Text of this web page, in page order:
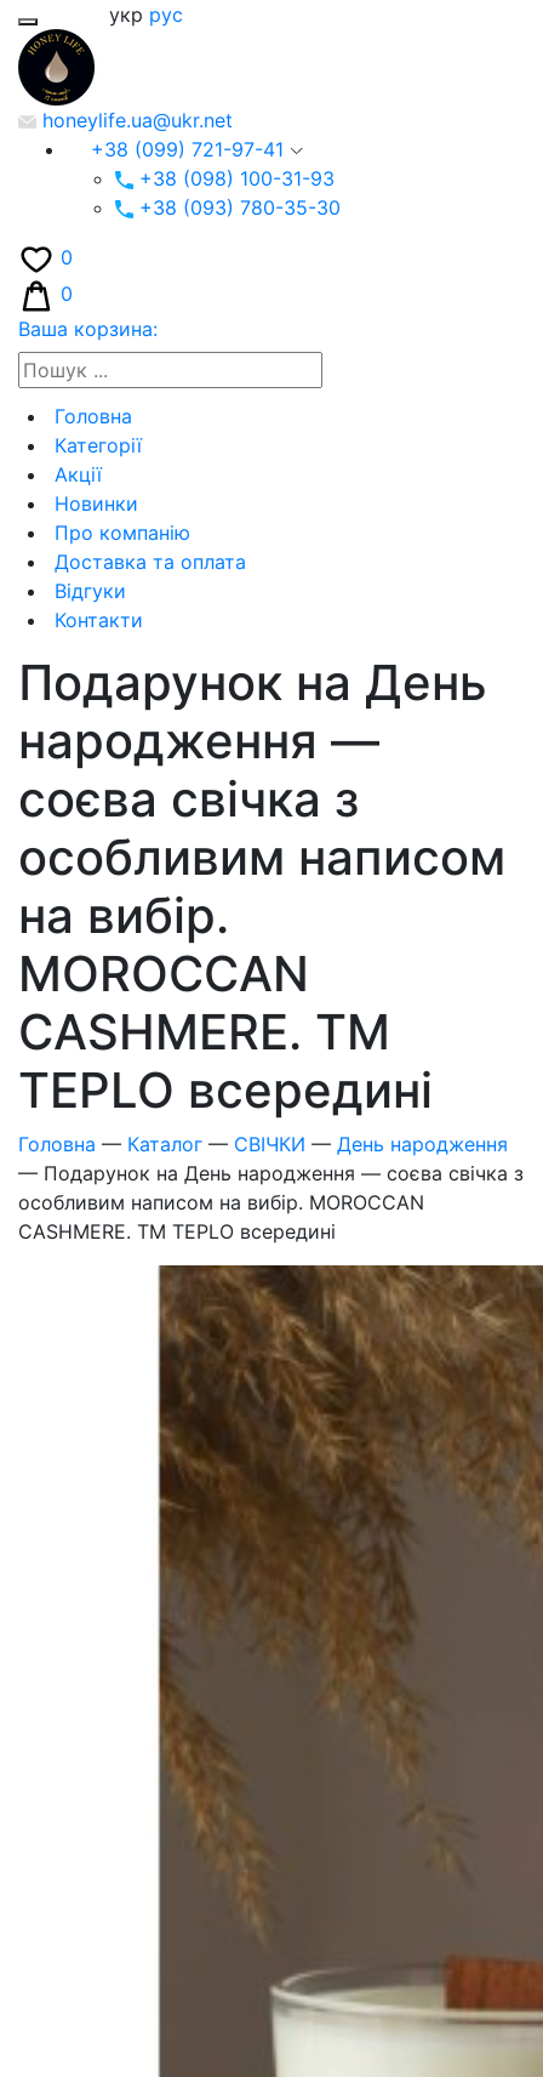
укр рус
honeylife.ua@ukr.net
+38 (099) 721-97-41
+38 (098) 100-31-93
+38 (093) 780-35-30
0
0
Ваша корзина:
Головна
Категорії
Акції
Новинки
Про компанію
Доставка та оплата
Відгуки
Контакти
Подарунок на День
народження —
соєва свічка з
особливим написом
на вибір.
MOROCCAN
CASHMERE. ТМ
TEPLO всередині
Головна — Каталог — СВІЧКИ — День народження
— Подарунок на День народження — соєва свічка з
особливим написом на вибір. MOROCCAN
CASHMERE. ТМ TEPLO всередині